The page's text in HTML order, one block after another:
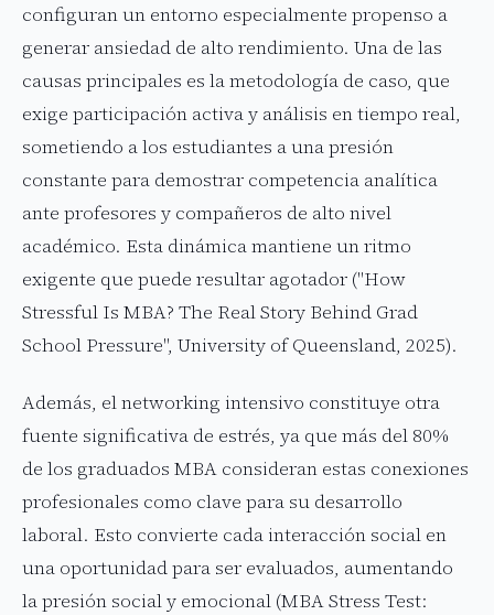
configuran un entorno especialmente propenso a
generar ansiedad de alto rendimiento. Una de las
causas principales es la metodología de caso, que
exige participación activa y análisis en tiempo real,
sometiendo a los estudiantes a una presión
constante para demostrar competencia analítica
ante profesores y compañeros de alto nivel
académico. Esta dinámica mantiene un ritmo
exigente que puede resultar agotador ("How
Stressful Is MBA? The Real Story Behind Grad
School Pressure", University of Queensland, 2025).
Además, el networking intensivo constituye otra
fuente significativa de estrés, ya que más del 80%
de los graduados MBA consideran estas conexiones
profesionales como clave para su desarrollo
laboral. Esto convierte cada interacción social en
una oportunidad para ser evaluados, aumentando
la presión social y emocional (MBA Stress Test: